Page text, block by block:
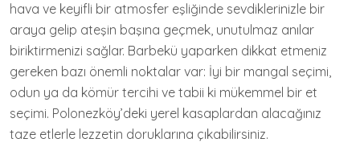
hava ve keyifli bir atmosfer eşliğinde sevdiklerinizle bir
araya gelip ateşin başına geçmek, unutulmaz anılar
biriktirmenizi sağlar. Barbekü yaparken dikkat etmeniz
gereken bazı önemli noktalar var: İyi bir mangal seçimi,
odun ya da kömür tercihi ve tabii ki mükemmel bir et
seçimi. Polonezköy’deki yerel kasaplardan alacağınız
taze etlerle lezzetin doruklarına çıkabilirsiniz.